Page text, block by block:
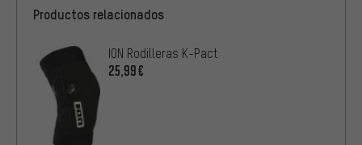
Productos relacionados
ION Rodilleras K-Pact
25,99€